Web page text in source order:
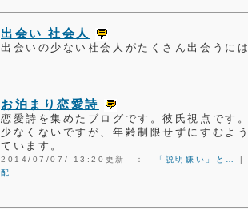
出会い 社会人
出会いの少ない社会人がたくさん出会うに
お泊まり恋愛詩
恋愛詩を集めたブログです。彼氏視点です
少なくないですが、年齢制限せずにすむよ
ています。
2014/07/07/ 13:20更新 ： 「説明嫌い」と…
配…